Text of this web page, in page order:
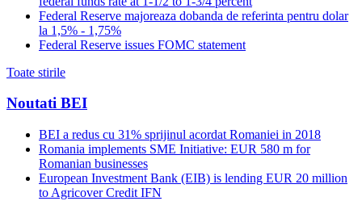
Federal Reserve majoreaza dobanda de referinta pentru dolar
la 1,5% - 1,75%
Federal Reserve issues FOMC statement
Toate stirile
Noutati BEI
BEI a redus cu 31% sprijinul acordat Romaniei in 2018
Romania implements SME Initiative: EUR 580 m for
Romanian businesses
European Investment Bank (EIB) is lending EUR 20 million
to Agricover Credit IFN